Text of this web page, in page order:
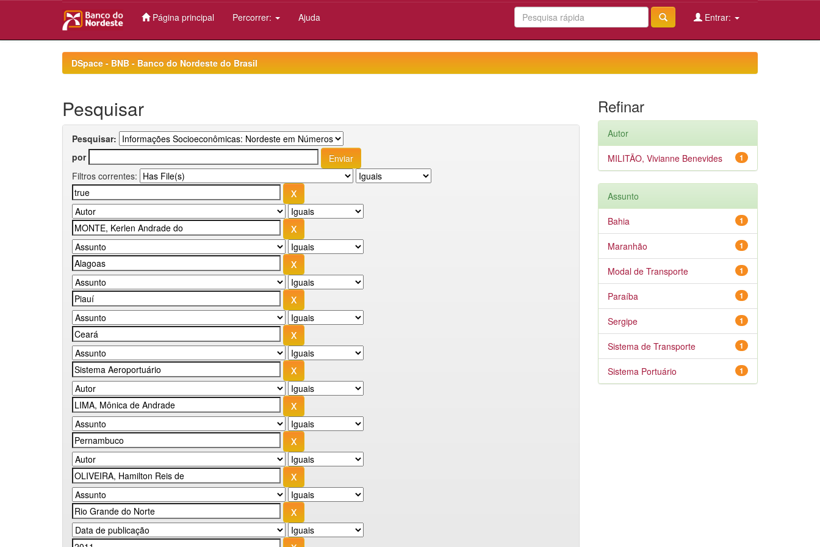
Página principal Percorrer: Ajuda Entrar:
DSpace - BNB - Banco do Nordeste do Brasil
Pesquisar
Pesquisar:
por
Filtros correntes:
Refinar
Autor
1
MILITÃO, Vivianne Benevides
Assunto
1
Bahia
1
Maranhão
1
Modal de Transporte
1
Paraíba
1
Sergipe
1
Sistema de Transporte
1
Sistema Portuário